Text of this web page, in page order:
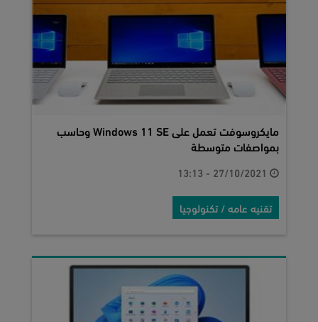
مايكروسوفت تعمل على Windows 11 SE وحاسب
بمواصفات متوسطة
تقنيه عامه / تكنولوجيا